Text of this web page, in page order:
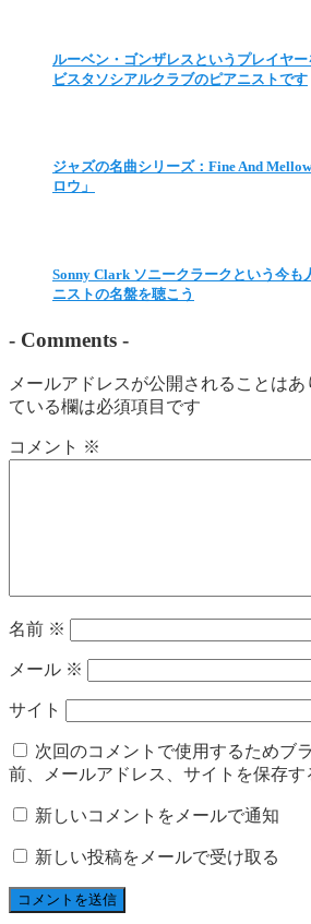
ルーベン・ゴンザレスというプレイヤ
ビスタソシアルクラブのピアニストです
ジャズの名曲シリーズ：Fine And
ロウ」
Sonny Clark ソニークラークという今も
ニストの名盤を聴こう
- Comments -
メールアドレスが公開されることはあ
ている欄は必須項目です
コメント ※
名前 ※
メール ※
サイト
次回のコメントで使用するためブ
前、メールアドレス、サイトを保存す
新しいコメントをメールで通知
新しい投稿をメールで受け取る